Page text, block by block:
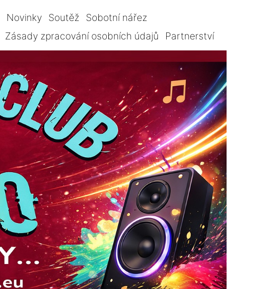
Novinky Soutěž
Sobotní nářez
Zásady zpracování osobních údajů Partnerství